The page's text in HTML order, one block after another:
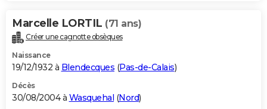
Marcelle LORTIL (71 ans)
Créer une cagnotte obsèques
Naissance
19/12/1932 à Blendecques (Pas-de-Calais)
Décès
30/08/2004 à Wasquehal (Nord)